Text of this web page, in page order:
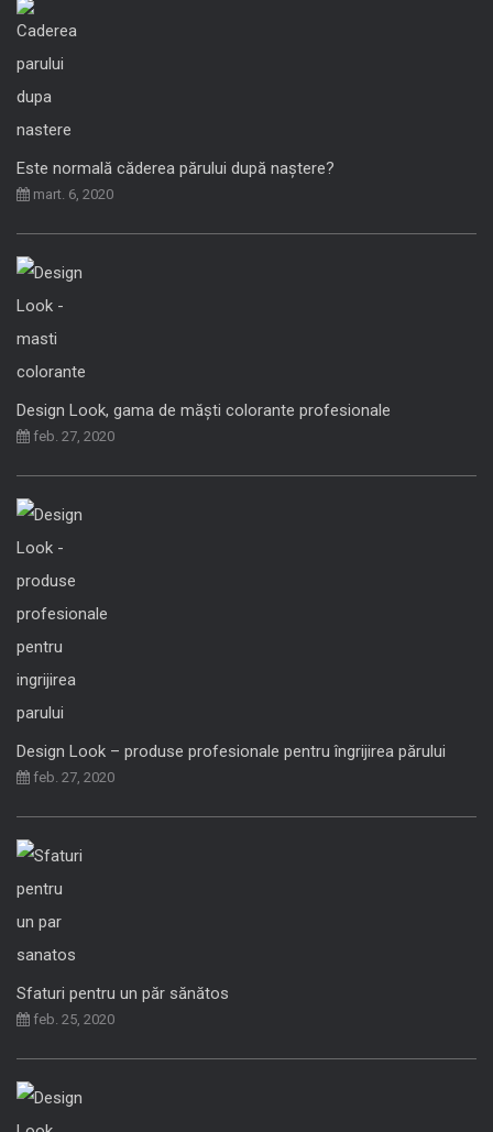
Este normală căderea părului după naștere?
mart. 6, 2020
Design Look, gama de măști colorante profesionale
feb. 27, 2020
Design Look – produse profesionale pentru îngrijirea părului
feb. 27, 2020
Sfaturi pentru un păr sănătos
feb. 25, 2020